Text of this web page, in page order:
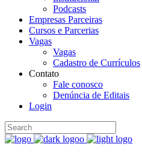
Podcasts
Empresas Parceiras
Cursos e Parcerias
Vagas
Vagas
Cadastro de Currículos
Contato
Fale conosco
Denúncia de Editais
Login